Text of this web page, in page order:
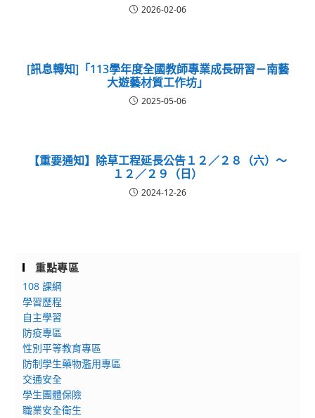
2026-02-06
[訊息轉知]「113學年度全國教師專業成長研習－南藝
大遊藝材質工作坊」
2025-05-06
【重要通知】除草工程延長公告１２／２８（六）～
１２／２９（日）
2024-12-26
重點專區
108 課綱
學習歷程
自主學習
防疫專區
性別平等教育專區
防制學生藥物濫用專區
交通安全
學生團體保險
職業安全衛生